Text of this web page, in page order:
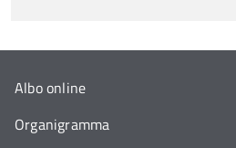
Albo online
Organigramma